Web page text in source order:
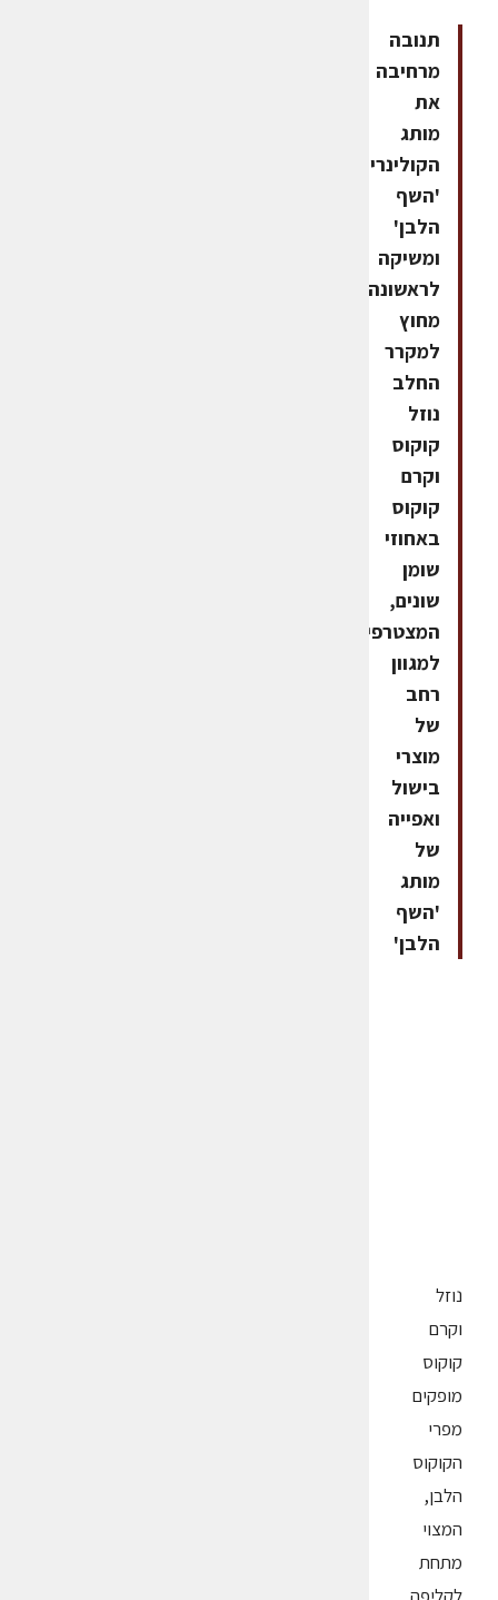
תנובה
מרחיבה
את
מותג
הקולינריה
'השף
הלבן'
ומשיקה
לראשונה
מחוץ
למקרר
החלב
נוזל
קוקוס
וקרם
קוקוס
באחוזי
שומן
שונים,
המצטרפים
למגוון
רחב
של
מוצרי
בישול
ואפייה
של
מותג
'השף
הלבן'
נוזל
וקרם
קוקוס
מופקים
מפרי
הקוקוס
הלבן,
המצוי
מתחת